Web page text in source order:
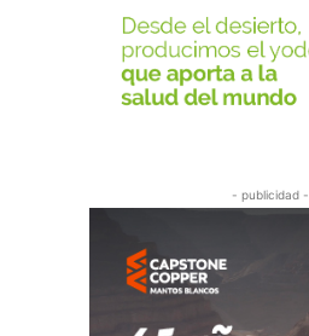
- publicidad -